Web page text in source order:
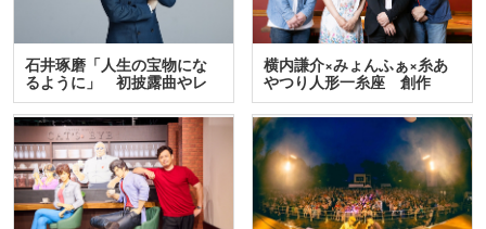
石井琢磨「人生の宝物にな
るように」 初披露曲やレ
ア…
横内謙介×みょんふぁ×糸あ
やつり人形一糸座 創作
人…